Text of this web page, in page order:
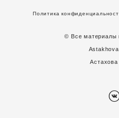
Политика
© Все материалы
A